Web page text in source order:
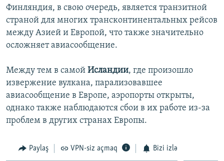
BIZIMLƏ ƏLAQƏ
XƏBƏR BÜLLETENLƏRIMIZ
Финляндия, в свою очередь, является транзитной
страной для многих трансконтинентальных рейсов
между Азией и Европой, что также значительно
осложняет авиасообщение.
Между тем в самой Исландии, где произошло
извержение вулкана, парализовавшее
авиасообщение в Европе, аэропорты открыты,
однако также наблюдаются сбои в их работе из-за
проблем в других странах Европы.
Paylaş VPN-siz açmaq Bizi izlə